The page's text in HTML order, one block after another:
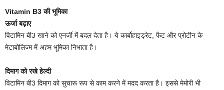
Vitamin B3 की भूमि‍का
ऊर्जा बढ़ाए
विटामिन बी3 खाने को एनर्जी में बदल देता है। ये कार्बोहाइड्रेट, फैट और प्रोटीन के
मेटाबोलिज्म में अहम भूमिका निभाता है।
दिमाग को रखे हेल्दी
विटामिन बी3 दिमाग को सुचारू रूप से काम करने में मदद करता है। इससे मेमोरी भी